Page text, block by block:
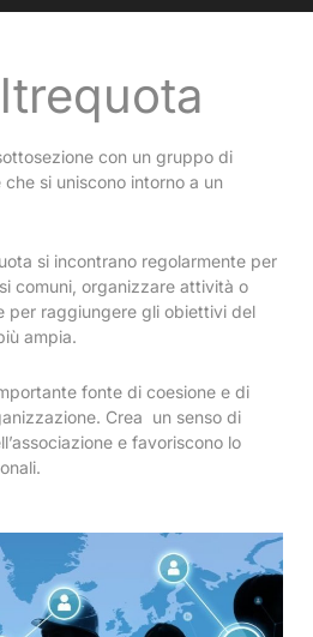
con un gruppo di
che si uniscono intorno a un
si incontrano regolarmente per
comuni, organizzare attività o
per raggiungere gli obiettivi del
ampia.
fonte di coesione e di
Crea un senso di
e favoriscono lo